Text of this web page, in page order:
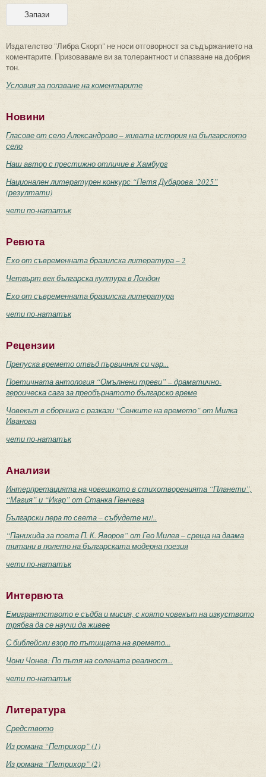
Издателство "Либра Скорп" не носи отговорност за съдържанието на
коментарите. Призоваваме ви за толерантност и спазване на добрия
тон.
Условия за ползване на коментарите
Новини
Гласове от село Александрово – живата история на българското
село
Наш автор с престижно отличие в Хамбург
Национален литературен конкурс “Петя Дубарова ‘2025”
(резултати)
чети по-нататък
Ревюта
Ехо от съвременната бразилска литература – 2
Четвърт век българска култура в Лондон
Ехо от съвременната бразилска литература
чети по-нататък
Рецензии
Препуска времето отвъд първичния си чар...
Поетичната антология “Омълнени треви” – драматично-
героическа сага за преобърнатото българско време
Човекът в сборника с разкази “Сенките на времето” от Милка
Иванова
чети по-нататък
Анализи
Интерпретацията на човешкото в стихотворенията “Планети”,
“Магия” и “Икар” от Станка Пенчева
Български пера по света – събудете ни!..
“Панихида за поета П. К. Яворов” от Гео Милев – среща на двама
титани в полето на българската модерна поезия
чети по-нататък
Интервюта
Емигрантството е съдба и мисия, с която човекът на изкуството
трябва да се научи да живее
С библейски взор по пътищата на времето...
Чони Чонев: По пътя на солената реалност...
чети по-нататък
Литература
Средството
Из романа “Петрихор” (1)
Из романа “Петрихор” (2)